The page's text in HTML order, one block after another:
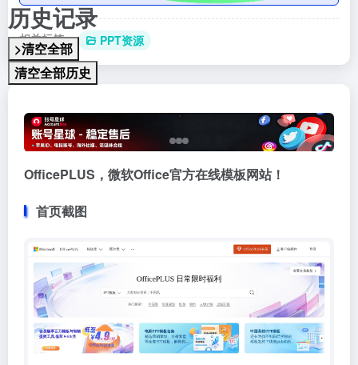
历史记录
>清空全部
清空全部历史
相关标签： PPT资源
OfficePLUS，微软Office官方在线模板网站！
首页截图